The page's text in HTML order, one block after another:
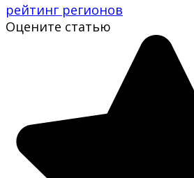
рейтинг регионов
Оцените статью